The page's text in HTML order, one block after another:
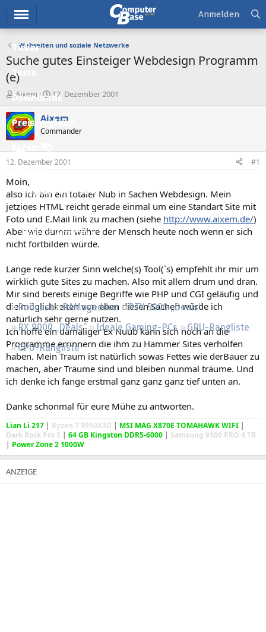
Ticker
Tests
Downloads
Preisvergleich
Forum
Aktuelles
Empfohlene Inhalte
Neue Beiträge
Neueste Aktivitäten
Regeln
Podcast RAMageddon
RTX 5000 „Deals“
RX 9000 „Deals“
Ideale Gaming-PCs
GPU-Rangliste
CPU-Rangliste
Anmelden
Webseiten und soziale Netzwerke
Suche gutes Einsteiger Webdesign Programm
(e)
E
r
s
t
e
e
r
Aixem
E
r
s
e
t
12. Dezember 2001
Aixem
Commander
12. Dezember 2001 #1
Moin,
also ich bin ein totaler Nub in Sachen Webdesign. Mein
jetziges HTML reicht gerade einmal um eine Standart Site mit
Foto und E.Mail link zu machen (siehe http://www.aixem.de/)
Aber wie dumm währe der Mensch heute noch wenn er sich
nicht fortbilden würde.
Lange rede kurzer Sinn welche(s) Tool(`s) empfehlt ihr mir um
wirklich gute Sites zu machen. Also mit allem drum und dran.
Mir sind bereits einige Begriffe wie PHP und CGI geläufig und
die möglichkeiten von eben diesen Sachen würde ich
natürlich sehr gerne nutzen.
Ich hoffe ein damaliger Ex Nuub kann sich noch an die
Programme errinnern die ihm zu Hammer Sites verholfen
haben. Mein Traum ist natürlich sowas Fettes wie derBauer zu
machen, aber Träume sind und bleiben nunmal träume. Und
ich denke ich fange erstmal ganz ganz ganz tief unten an.
Danke schonmal für eure Mühe zu antworten.
Lian Li 217 | Ryzen 7 9950X3D | MSI MAG X870E TOMAHAWK WIFI |
Dark Rock Pro 5 | 64 GB Kingston DDR5-6000 | Samsung 9100 PRO 4 TB
| Power Zone 2 1000W